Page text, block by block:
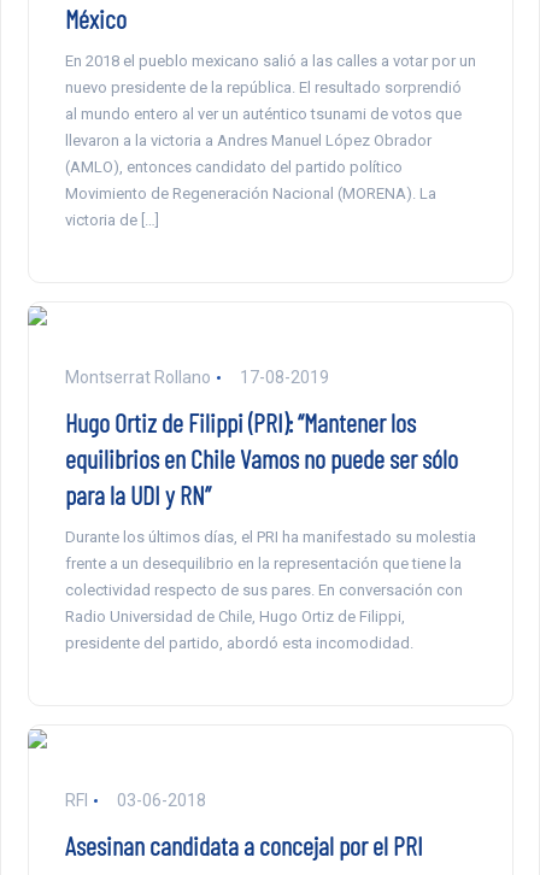
México
En 2018 el pueblo mexicano salió a las calles a votar por un
nuevo presidente de la república. El resultado sorprendió
al mundo entero al ver un auténtico tsunami de votos que
llevaron a la victoria a Andres Manuel López Obrador
(AMLO), entonces candidato del partido político
Movimiento de Regeneración Nacional (MORENA). La
victoria de […]
Montserrat Rollano 17-08-2019
Hugo Ortiz de Filippi (PRI): “Mantener los
equilibrios en Chile Vamos no puede ser sólo
para la UDI y RN”
Durante los últimos días, el PRI ha manifestado su molestia
frente a un desequilibrio en la representación que tiene la
colectividad respecto de sus pares. En conversación con
Radio Universidad de Chile, Hugo Ortiz de Filippi,
presidente del partido, abordó esta incomodidad.
RFI 03-06-2018
Asesinan candidata a concejal por el PRI